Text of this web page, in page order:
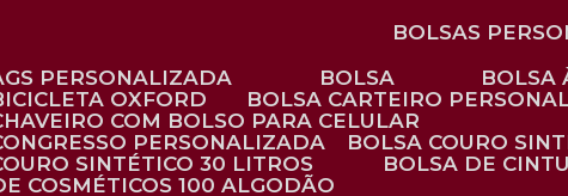
BOLSAS
PERSONALIZADA
BOLSA
OXFORD
BOLSA CARTEIRO
COM BOLSO PARA CELULAR
PERSONALIZADA
BOLSA COURO
SINTÉTICO 30 LITROS
BOLSA DE
COSMÉTICOS 100 ALGODÃO